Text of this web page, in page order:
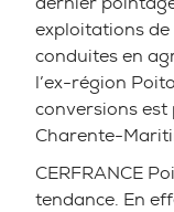
exploitations
conduites en
l’ex-région
conversions
Charente-
CERFRANCE
tendance. En